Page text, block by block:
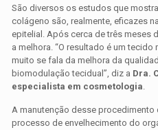
São diversos os estudos que
colágeno são, realmente, eficazes
epitelial. Após cerca de três meses
a melhora. “O resultado é um
muito se fala da melhora da
biomodulação tecidual”, diz a Dra.
especialista em cosmetologia.
A manutenção desse procedimento
processo de envelhecimento do